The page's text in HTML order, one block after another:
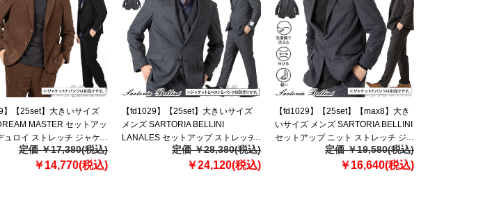
】【25set】大きいサイズ
MASTER セットアッ
ュロイ ストレッチ ジャケ
ウォッシャブル スマリラ
sj2 【t2503】
定価 ￥17,380(税込)
￥14,770(税込)
【fd1029】【25set】大きいサイズ
メンズ SARTORIA BELLINI
LANALES セットアップ ストレッチ
ジャケット スマリラ mw-lan-jk-l
定価 ￥28,380(税込)
￥24,120(税込)
【fd1029】【25set】【max8】大き
いサイズ メンズ SARTORIA BELLINI
セットアップ ニット ストレッチ ジ
ャケット 軽量 ウォッシャブル スマ
リラ azw2535-sj 【t2502】
定価 ￥19,580(税込)
￥16,640(税込)